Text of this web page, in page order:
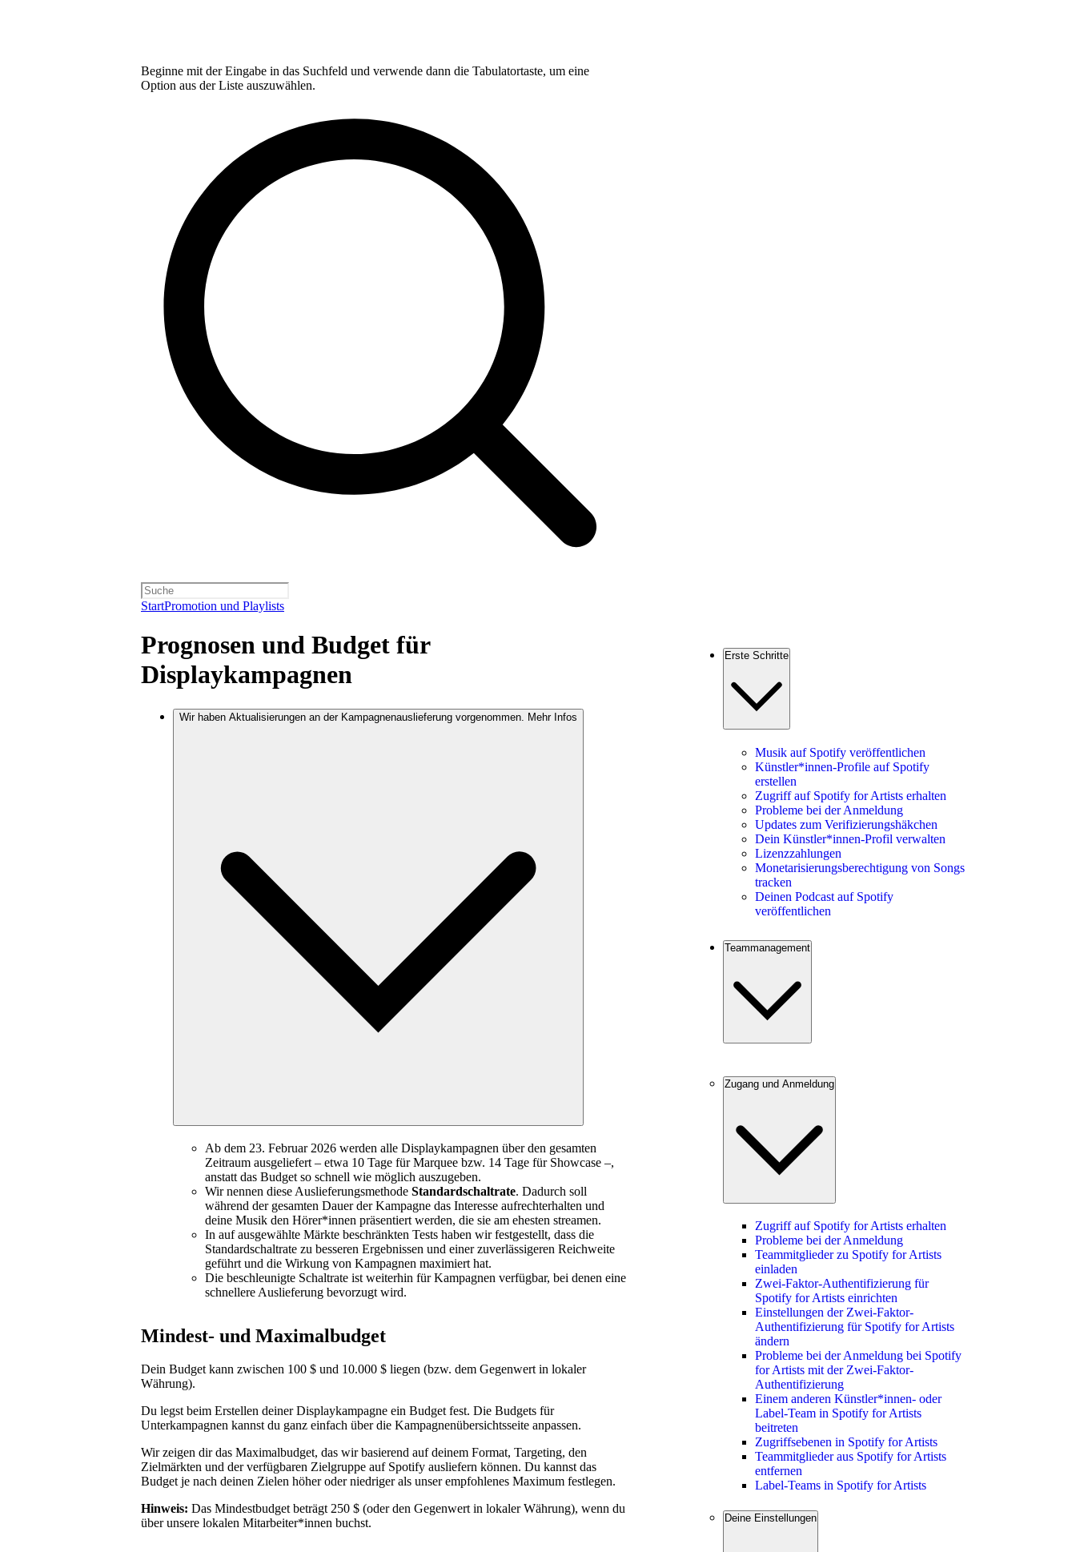
Beginne mit der Eingabe in das Suchfeld und verwende dann die Tabulatortaste, um eine
Option aus der Liste auszuwählen.
StartPromotion und Playlists
Prognosen und Budget für
Displaykampagnen
Wir haben Aktualisierungen an der Kampagnenauslieferung vorgenommen. Mehr Infos
Ab dem 23. Februar 2026 werden alle Displaykampagnen über den gesamten
Zeitraum ausgeliefert – etwa 10 Tage für Marquee bzw. 14 Tage für Showcase –,
anstatt das Budget so schnell wie möglich auszugeben.
Wir nennen diese Auslieferungsmethode Standardschaltrate. Dadurch soll
während der gesamten Dauer der Kampagne das Interesse aufrechterhalten und
deine Musik den Hörer*innen präsentiert werden, die sie am ehesten streamen.
In auf ausgewählte Märkte beschränkten Tests haben wir festgestellt, dass die
Standardschaltrate zu besseren Ergebnissen und einer zuverlässigeren Reichweite
geführt und die Wirkung von Kampagnen maximiert hat.
Die beschleunigte Schaltrate ist weiterhin für Kampagnen verfügbar, bei denen eine
schnellere Auslieferung bevorzugt wird.
Mindest- und Maximalbudget
Dein Budget kann zwischen 100 $ und 10.000 $ liegen (bzw. dem Gegenwert in lokaler
Währung).
Du legst beim Erstellen deiner Displaykampagne ein Budget fest. Die Budgets für
Unterkampagnen kannst du ganz einfach über die Kampagnenübersichtsseite anpassen.
Wir zeigen dir das Maximalbudget, das wir basierend auf deinem Format, Targeting, den
Zielmärkten und der verfügbaren Zielgruppe auf Spotify ausliefern können. Du kannst das
Budget je nach deinen Zielen höher oder niedriger als unser empfohlenes Maximum festlegen.
Hinweis: Das Mindestbudget beträgt 250 $ (oder den Gegenwert in lokaler Währung), wenn du
über unsere lokalen Mitarbeiter*innen buchst.
Erste Schritte
Musik auf Spotify veröffentlichen
Künstler*innen-Profile auf Spotify
erstellen
Zugriff auf Spotify for Artists erhalten
Probleme bei der Anmeldung
Updates zum Verifizierungshäkchen
Dein Künstler*innen-Profil verwalten
Lizenzzahlungen
Monetarisierungsberechtigung von Songs
tracken
Deinen Podcast auf Spotify
veröffentlichen
Teammanagement
Zugang und Anmeldung
Zugriff auf Spotify for Artists erhalten
Probleme bei der Anmeldung
Teammitglieder zu Spotify for Artists
einladen
Zwei-Faktor-Authentifizierung für
Spotify for Artists einrichten
Einstellungen der Zwei-Faktor-
Authentifizierung für Spotify for Artists
ändern
Probleme bei der Anmeldung bei Spotify
for Artists mit der Zwei-Faktor-
Authentifizierung
Einem anderen Künstler*innen- oder
Label-Team in Spotify for Artists
beitreten
Zugriffsebenen in Spotify for Artists
Teammitglieder aus Spotify for Artists
entfernen
Label-Teams in Spotify for Artists
Deine Einstellungen